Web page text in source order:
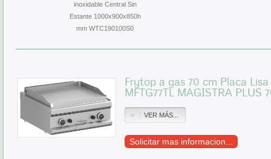
inoxidable Central Sin
Estante 1000x900x850h
mm WTC190100S0
Frytop a gas 70 cm Placa
MFTG77TL MAGISTRA PLUS
VER MÁS...
Solicitar mas informacion...